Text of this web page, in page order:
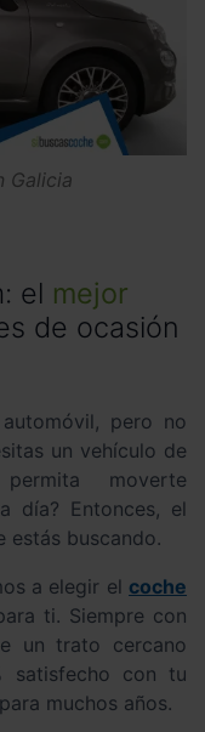
Galicia
el mejor
de ocasión
pero no
un vehículo de
moverte
día? Entonces, el
estás buscando.
a elegir el coche
ti. Siempre con
un trato cercano
satisfecho con tu
muchos años.